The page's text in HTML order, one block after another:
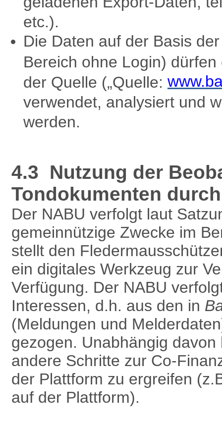
etc.).
Die Daten auf der Basis
Bereich ohne Login)
der Quelle („Quelle:
verwendet, analysiert und
werden.
4.3 Nutzung der
Tondokumenten
Der NABU verfolgt laut
gemein­nützige Zwecke im
stellt den
ein digitales Werkzeug zur
Verfügung. Der NABU
Interessen, d.h. aus den in
(Meldungen und
gezogen. Unabhängig
andere Schritte zur Co-
der Plattform zu ergreifen
auf der Plattform).